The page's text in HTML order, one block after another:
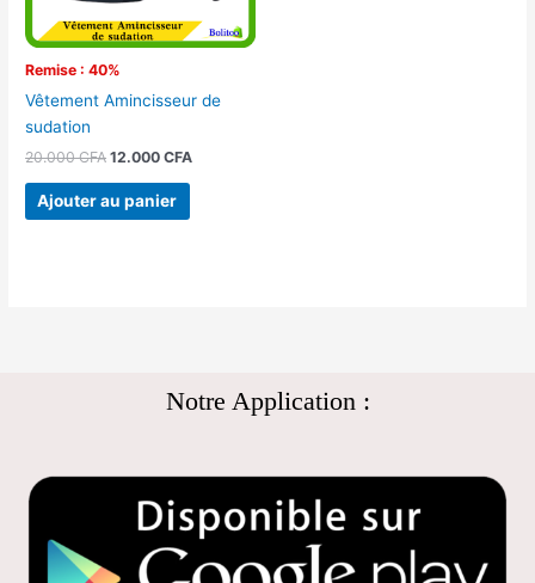
Remise : 40%
Vêtement Amincisseur de
sudation
20.000CFA 12.000CFA
Ajouter au panier
Notre Application :